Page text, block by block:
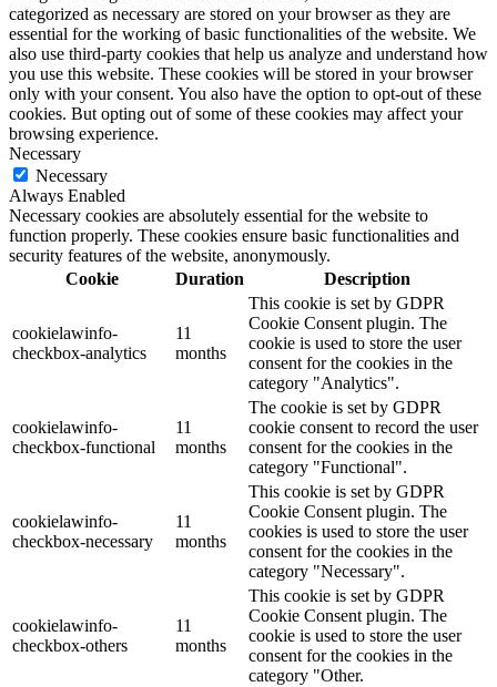
categorized as necessary are stored on your browser as they are
essential for the working of basic functionalities of the website. We
also use third-party cookies that help us analyze and understand how
you use this website. These cookies will be stored in your browser
only with your consent. You also have the option to opt-out of these
cookies. But opting out of some of these cookies may affect your
browsing experience.
Necessary
Necessary
Always Enabled
Necessary cookies are absolutely essential for the website to
function properly. These cookies ensure basic functionalities and
security features of the website, anonymously.
Cookie
Duration Description
cookielawinfo-
checkbox-analytics
11
months
This cookie is set by GDPR
Cookie Consent plugin. The
cookie is used to store the user
consent for the cookies in the
category "Analytics".
cookielawinfo-
checkbox-functional
11
months
The cookie is set by GDPR
cookie consent to record the user
consent for the cookies in the
category "Functional".
cookielawinfo-
checkbox-necessary
11
months
This cookie is set by GDPR
Cookie Consent plugin. The
cookies is used to store the user
consent for the cookies in the
category "Necessary".
cookielawinfo-
checkbox-others
11
months
This cookie is set by GDPR
Cookie Consent plugin. The
cookie is used to store the user
consent for the cookies in the
category "Other.